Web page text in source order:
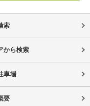
索
から検索
車場
要